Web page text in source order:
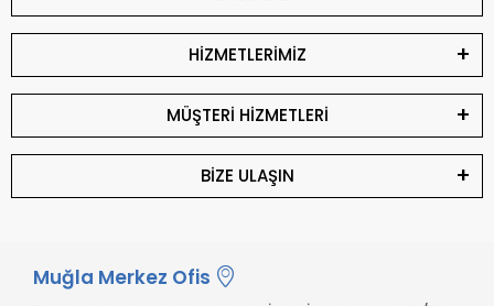
HİZMETLERİMİZ
MÜŞTERİ HİZMETLERİ
BİZE ULAŞIN
Muğla Merkez Ofis